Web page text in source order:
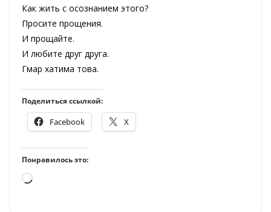
Как жить с осознанием этого?
Просите прощения.
И прощайте.
И любите друг друга.
Гмар хатима това.
Поделиться ссылкой:
Facebook X
Понравилось это:
Загрузка…